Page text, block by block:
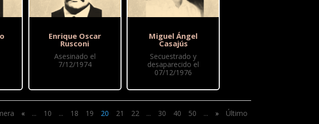
Enrique Oscar
Rusconi
Asesinado el
7/12/1974
Miguel Ángel
Casajús
Secuestrado y
desaparecido el
07/12/1976
« ... 10 ... 18 19 20 21 22 ... 30 40 50 ... » Último